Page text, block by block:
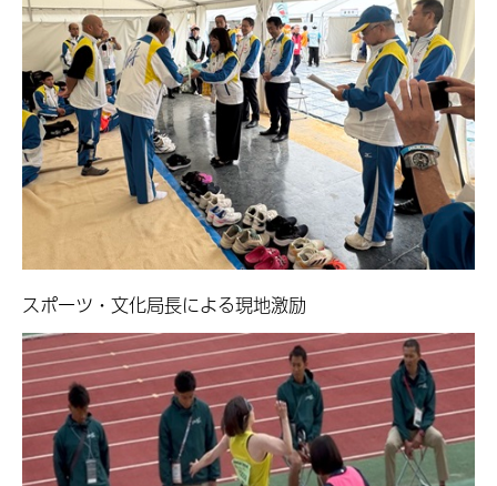
スポーツ・文化局長による現地激励